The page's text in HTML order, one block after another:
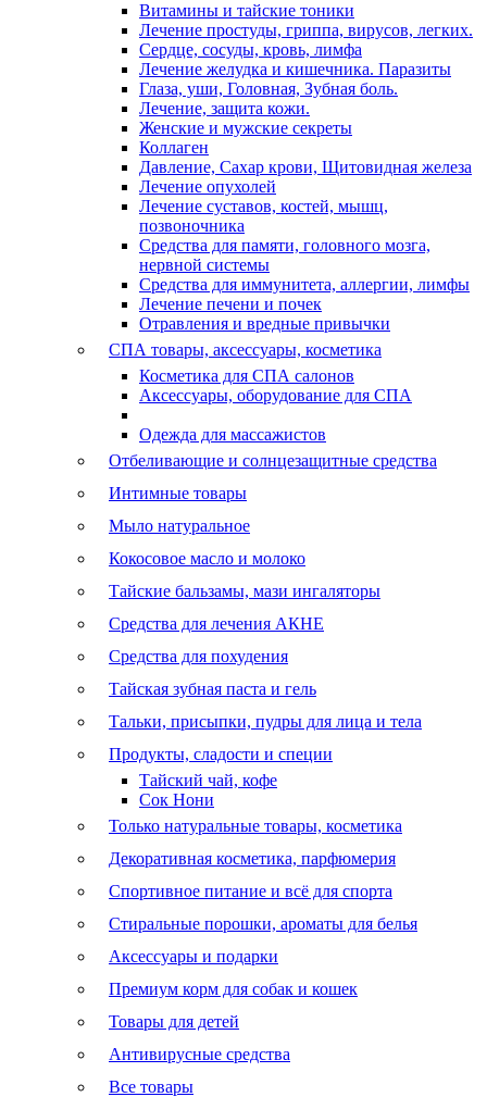
Витамины и тайские тоники
Лечение простуды, гриппа, вирусов, легких.
Сердце, сосуды, кровь, лимфа
Лечение желудка и кишечника. Паразиты
Глаза, уши, Головная, Зубная боль.
Лечение, защита кожи.
Женские и мужские секреты
Коллаген
Давление, Сахар крови, Щитовидная железа
Лечение опухолей
Лечение суставов, костей, мышц,
позвоночника
Средства для памяти, головного мозга,
нервной системы
Средства для иммунитета, аллергии, лимфы
Лечение печени и почек
Отравления и вредные привычки
СПА товары, аксессуары, косметика
Косметика для СПА салонов
Аксессуары, оборудование для СПА
Одежда для массажистов
Отбеливающие и солнцезащитные средства
Интимные товары
Мыло натуральное
Кокосовое масло и молоко
Тайские бальзамы, мази ингаляторы
Средства для лечения АКНЕ
Средства для похудения
Тайская зубная паста и гель
Тальки, присыпки, пудры для лица и тела
Продукты, сладости и специи
Тайский чай, кофе
Сок Нони
Только натуральные товары, косметика
Декоративная косметика, парфюмерия
Спортивное питание и всё для спорта
Стиральные порошки, ароматы для белья
Аксессуары и подарки
Премиум корм для собак и кошек
Товары для детей
Антивирусные средства
Все товары